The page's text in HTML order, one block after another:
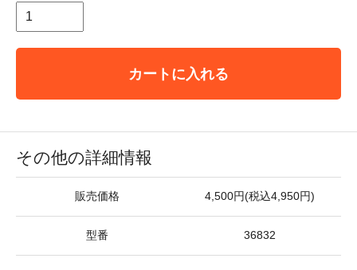
カートに入れる
その他の詳細情報
販売価格 4,500円(税込4,950円)
型番 36832